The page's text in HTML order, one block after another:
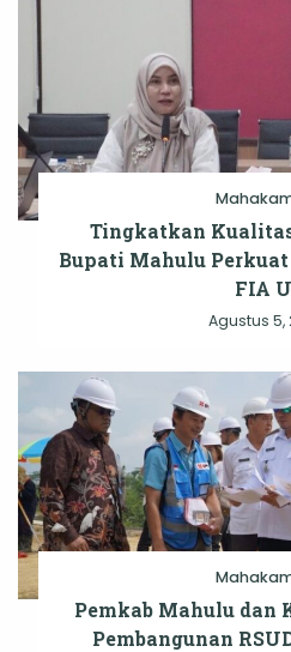
Tingkatkan
Bupati Mahulu
FIA
Agustus 5,
Pemkab Mahulu dan
Pembangunan